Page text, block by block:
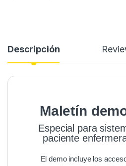
Descripción
Maletín
Especial para
paciente
El demo incluye los